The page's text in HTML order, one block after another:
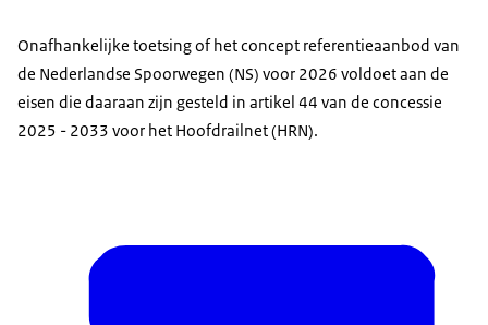
Onafhankelijke toetsing of het concept referentieaanbod van
de Nederlandse Spoorwegen (NS) voor 2026 voldoet aan de
eisen die daaraan zijn gesteld in artikel 44 van de concessie
2025 - 2033 voor het Hoofdrailnet (HRN).